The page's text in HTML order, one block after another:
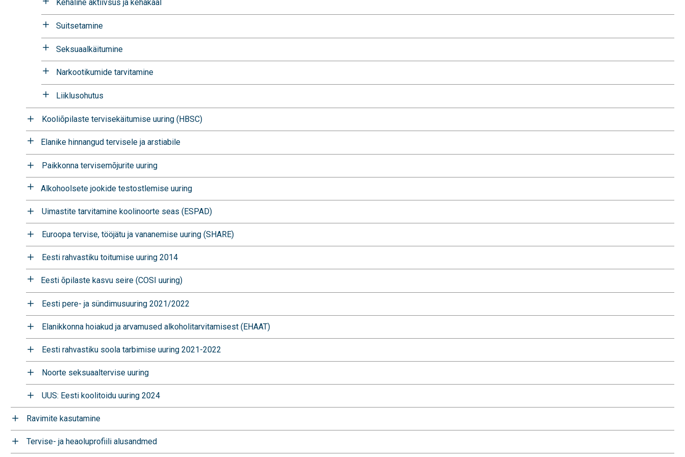
Kehaline aktiivsus ja kehakaal
Suitsetamine
Seksuaalkäitumine
Narkootikumide tarvitamine
Liiklusohutus
Kooliõpilaste tervisekäitumise uuring (HBSC)
Elanike hinnangud tervisele ja arstiabile
Paikkonna tervisemõjurite uuring
Alkohoolsete jookide testostlemise uuring
Uimastite tarvitamine koolinoorte seas (ESPAD)
Euroopa tervise, tööjätu ja vananemise uuring (SHARE)
Eesti rahvastiku toitumise uuring 2014
Eesti õpilaste kasvu seire (COSI uuring)
Eesti pere- ja sündimusuuring 2021/2022
Elanikkonna hoiakud ja arvamused alkoholitarvitamisest (EHAAT)
Eesti rahvastiku soola tarbimise uuring 2021-2022
Noorte seksuaaltervise uuring
UUS: Eesti koolitoidu uuring 2024
Ravimite kasutamine
Tervise- ja heaoluprofiili alusandmed